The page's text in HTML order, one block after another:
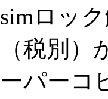
simロッ
（税別
ーパーコ